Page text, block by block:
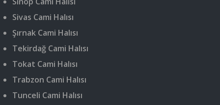
Sivas Cami Halısı
Şırnak Cami Halısı
Tekirdağ Cami Halısı
Tokat Cami Halısı
Trabzon Cami Halısı
Tunceli Cami Halısı